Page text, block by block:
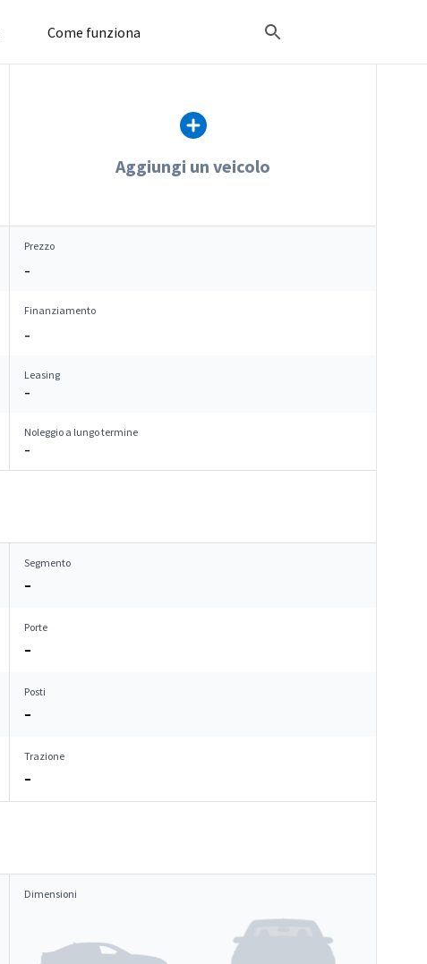
Come funziona
Aggiungi un veicolo
Prezzo
–
Finanziamento
–
Leasing
–
Noleggio a lungo termine
–
Segmento
–
Porte
–
Posti
–
Trazione
–
Dimensioni